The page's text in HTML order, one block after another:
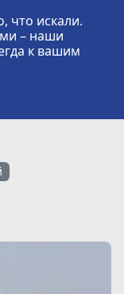
что искали.
– наши
к вашим